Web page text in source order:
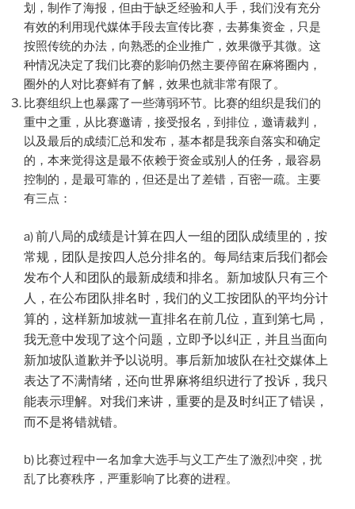
划，制作了海报，但由于缺乏经验和人手，我们没有充分
有效的利用现代媒体手段去宣传比赛，去募集资金，只是
按照传统的办法，向熟悉的企业推广，效果微乎其微。这
种情况决定了我们比赛的影响仍然主要停留在麻将圈内，
圈外的人对比赛鲜有了解，效果也就非常有限了。
比赛组织上也暴露了一些薄弱环节。比赛的组织是我们的
重中之重，从比赛邀请，接受报名，到排位，邀请裁判，
以及最后的成绩汇总和发布，基本都是我亲自落实和确定
的，本来觉得这是最不依赖于资金或别人的任务，最容易
控制的，是最可靠的，但还是出了差错，百密一疏。主要
有三点：
a)前八局的成绩是计算在四人一组的团队成绩里的，按
常规，团队是按四人总分排名的。每局结束后我们都会
发布个人和团队的最新成绩和排名。新加坡队只有三个
人，在公布团队排名时，我们的义工按团队的平均分计
算的，这样新加坡就一直排名在前几位，直到第七局，
我无意中发现了这个问题，立即予以纠正，并且当面向
新加坡队道歉并予以说明。事后新加坡队在社交媒体上
表达了不满情绪，还向世界麻将组织进行了投诉，我只
能表示理解。对我们来讲，重要的是及时纠正了错误，
而不是将错就错。
b) 比赛过程中一名加拿大选手与义工产生了激烈冲突，扰
乱了比赛秩序，严重影响了比赛的进程。